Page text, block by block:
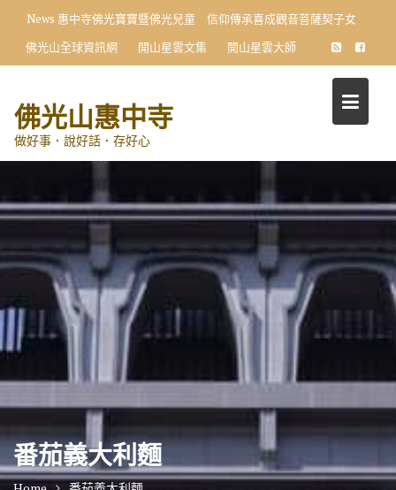
content
News 惠中寺佛光寶寶暨佛光兒童 信仰傳承喜成觀音菩薩契子女
佛光山全球資訊網
開山星雲文集 開山星雲大師
佛光山惠中寺
做好事．說好話．存好心
番茄義大利麵